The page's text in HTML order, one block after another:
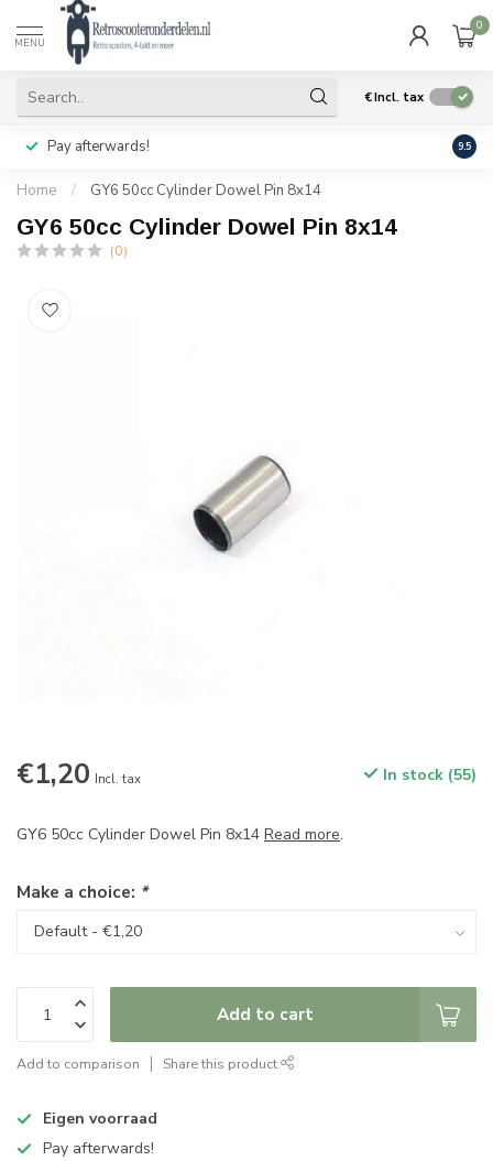
MENU
0
€Incl. tax
Pay afterwards! Geen
9.5
Home / GY6 50cc Cylinder Dowel Pin 8x14
GY6 50cc Cylinder Dowel Pin 8x14
(0)
€1,20 Incl. tax In stock (55)
GY6 50cc Cylinder Dowel Pin 8x14 Read more.
Make a choice: *
Add to cart
Add to comparison Share this product
Eigen voorraad
Pay afterwards!